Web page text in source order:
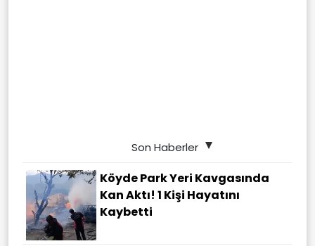
Son Haberler
Köyde Park Yeri Kavgasında
Kan Aktı! 1 Kişi Hayatını
Kaybetti